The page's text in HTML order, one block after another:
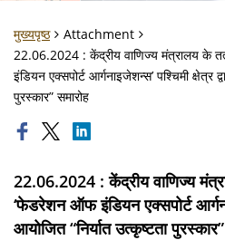
मुख्यपृष्ठ
Attachment
22.06.2024 : केंद्रीय वाणिज्य मंत्रालय के
इंडियन एक्सपोर्ट आर्गनाइजेशन्स’ पश्चिमी क्षेत्र
पुरस्कार” समारोह
22.06.2024 : केंद्रीय वाणिज्य
‘फेडरेशन ऑफ इंडियन एक्सपोर्ट
आयोजित “निर्यात उत्कृष्टता